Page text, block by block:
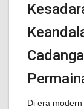
Di era